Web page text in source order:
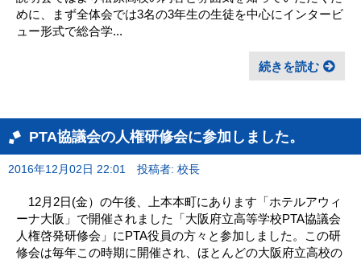
めに、まず全体会では3名の3年生の生徒を中心にインタービ
ュー形式で総合学...
続きを読む
PTA協議会の人権研修会に参加しました。
2016年12月02日 22:01 投稿者: 校長
12月2日(金）の午後、上本本町にあります「ホテルアウィ
ーナ大阪」で開催されました「大阪府立高等学校PTA協議会
人権啓発研修会」にPTA役員の方々と参加しました。この研
修会は毎年この時期に開催され、ほとんどの大阪府立高校の